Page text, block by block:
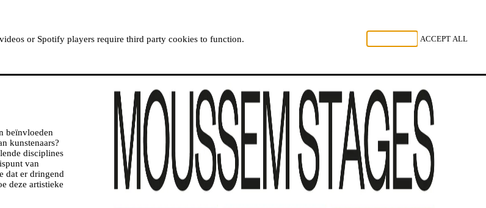
RESIDENTIES
KIJK, LEES & LUISTER
beïnvloeden
kunstenaars?
disciplines
van
dat er dringend
deze artistieke
or Spotify players require third party cookies to function. ACCEPT ALL